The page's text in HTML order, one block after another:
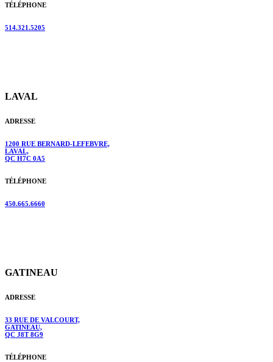
TÉLÉPHONE
514.321.5205
LAVAL
ADRESSE
1200 RUE BERNARD-LEFEBVRE,
LAVAL,
QC H7C 0A5
TÉLÉPHONE
450.665.6660
GATINEAU
ADRESSE
33 RUE DE VALCOURT,
GATINEAU,
QC J8T 8G9
TÉLÉPHONE